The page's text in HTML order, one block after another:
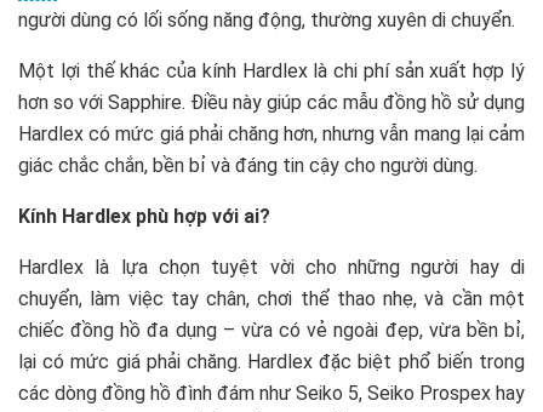
người dùng có lối sống năng động, thường xuyên di chuyển.
Một lợi thế khác của kính Hardlex là chi phí sản xuất hợp lý
hơn so với Sapphire. Điều này giúp các mẫu đồng hồ sử dụng
Hardlex có mức giá phải chăng hơn, nhưng vẫn mang lại cảm
giác chắc chắn, bền bỉ và đáng tin cậy cho người dùng.
Kính Hardlex phù hợp với ai?
Hardlex là lựa chọn tuyệt vời cho những người hay di
chuyển, làm việc tay chân, chơi thể thao nhẹ, và cần một
chiếc đồng hồ đa dụng – vừa có vẻ ngoài đẹp, vừa bền bỉ,
lại có mức giá phải chăng. Hardlex đặc biệt phổ biến trong
các dòng đồng hồ đình đám như Seiko 5, Seiko Prospex hay